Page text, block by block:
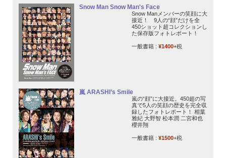
Snow Man Snow Man's Face
Snow Manメンバーの笑顔に大
接近！ 9人の“顔”だけを全
450ショット超コレクションし
た保存版フォトレポート！
一般書籍 : ¥1400+税
嵐 ARASHI’s Smile
嵐の“顔”に大接近。450超の写
真で5人の笑顔の歴史を完全収
録したフォトレポート！ 相葉
雅紀 大野智 松本潤 二宮和也
櫻井翔
一般書籍 : ¥1500+税